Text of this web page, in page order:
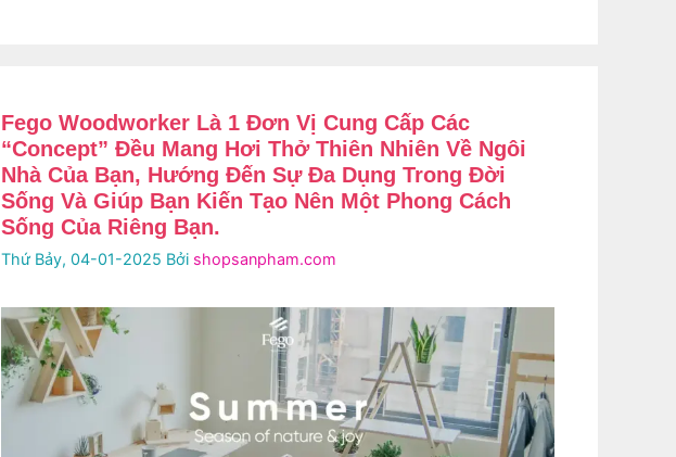
Fego Woodworker Là 1 Đơn Vị Cung Cấp Các
“Concept” Đều Mang Hơi Thở Thiên Nhiên Về Ngôi
Nhà Của Bạn, Hướng Đến Sự Đa Dụng Trong Đời
Sống Và Giúp Bạn Kiến Tạo Nên Một Phong Cách
Sống Của Riêng Bạn.
Thứ Bảy, 04-01-2025 Bởi shopsanpham.com